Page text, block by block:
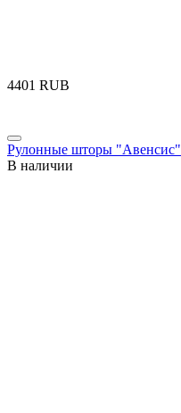
‍4401‍ RUB
Рулонные шторы "Авенсис"
В наличии